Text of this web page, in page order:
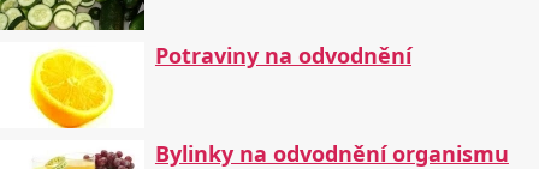
Potraviny na odvodnění
Bylinky na odvodnění organismu